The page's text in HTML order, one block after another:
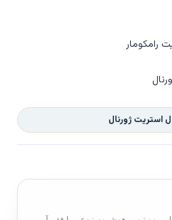
رامکومار
استریت ژورنال